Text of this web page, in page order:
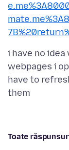
i have no
webpages i
have to
Toate